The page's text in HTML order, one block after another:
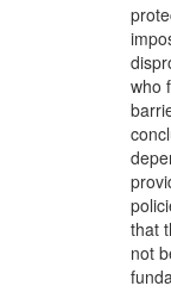
who
that
not